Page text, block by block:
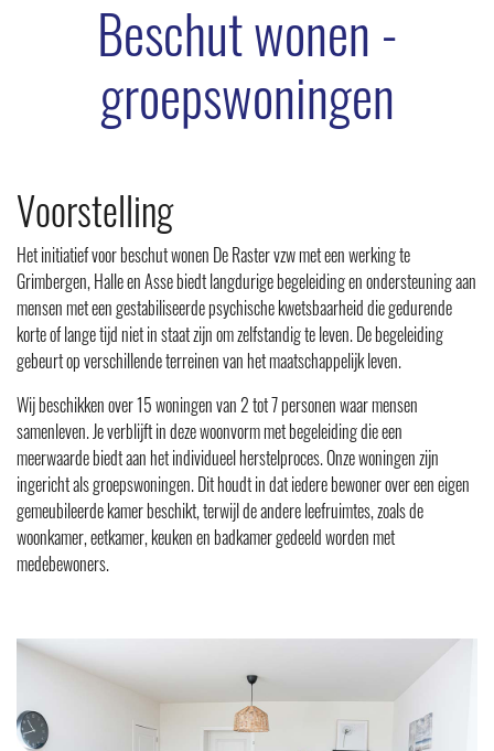
en
activering
AMA-
Arbeidsmatige
Activeringstrajecten
CPR
Perron
70
Cliënten
en
familie
Patiënten
rechten
Cliëntenparticipatie
Familie
Over
ons
De
Historiek
Partners
Beschut wonen -
groepswoningen
Voorstelling
Het initiatief voor beschut wonen De Raster vzw met een werking te
Grimbergen, Halle en Asse biedt langdurige begeleiding en ondersteuning aan
mensen met een gestabiliseerde psychische kwetsbaarheid die gedurende
korte of lange tijd niet in staat zijn om zelfstandig te leven. De begeleiding
gebeurt op verschillende terreinen van het maatschappelijk leven.
Wij beschikken over 15 woningen van 2 tot 7 personen waar mensen
samenleven. Je verblijft in deze woonvorm met begeleiding die een
meerwaarde biedt aan het individueel herstelproces. Onze woningen zijn
ingericht als groepswoningen. Dit houdt in dat iedere bewoner over een eigen
gemeubileerde kamer beschikt, terwijl de andere leefruimtes, zoals de
woonkamer, eetkamer, keuken en badkamer gedeeld worden met
medebewoners.